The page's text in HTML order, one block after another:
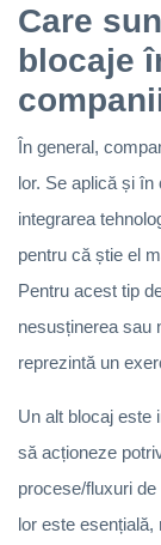
Care
blocaje
În general,
lor. Se aplică și
integrarea
pentru că știe el
Pentru acest tip
nesusținerea sau
reprezintă un
Un alt blocaj este
să acționeze
procese/fluxuri
lor este esențială,